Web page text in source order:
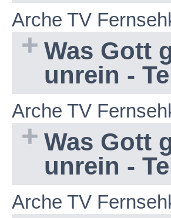
Arche TV
Was Gott
unrein -
Arche TV
Was Gott
unrein -
Arche TV